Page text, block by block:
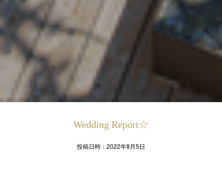
Wedding Report☆
投稿日時：2022年8月5日